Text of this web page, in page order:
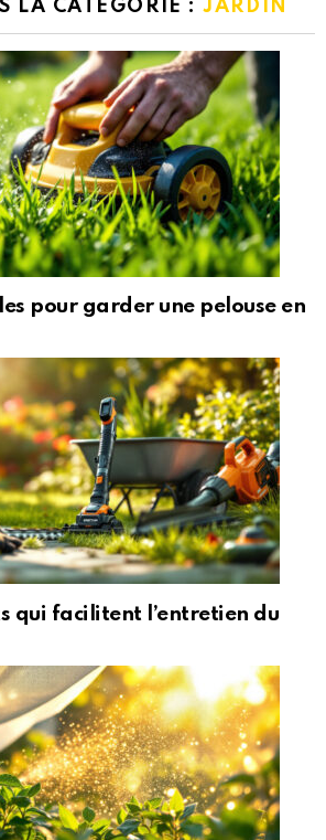
LA CATÉGORIE :JARDIN
pour garder une pelouse en
qui facilitent l’entretien du